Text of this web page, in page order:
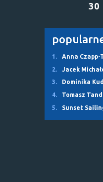
30
1. Anna Czapp-
2.
Jacek
3.
Dominika
4.
Tomasz
5.
Sunset